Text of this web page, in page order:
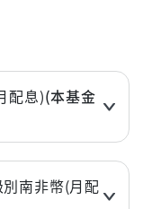
配息)(本基金
-1.65%
南非幣(月配